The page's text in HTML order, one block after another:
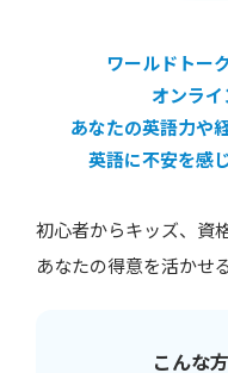
ワールドトー
オンライ
あなたの英語力や
英語に不安を感
初心者からキッズ、
あなたの得意を活かせ
こんな